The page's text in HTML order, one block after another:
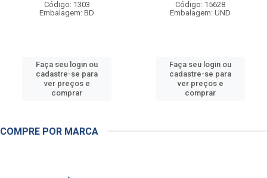
Código: 1303
Embalagem: BD
Faça seu login ou
cadastre-se para
ver preços e
comprar
Código: 15628
Embalagem: UND
Faça seu login ou
cadastre-se para
ver preços e
comprar
COMPRE POR MARCA